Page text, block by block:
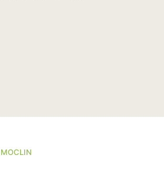
MOCLIN